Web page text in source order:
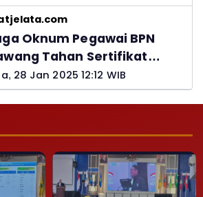
Oknum Pegawai BPN
Tahan Sertifikat
PTSL
28 Jan 2025 12:12 WIB